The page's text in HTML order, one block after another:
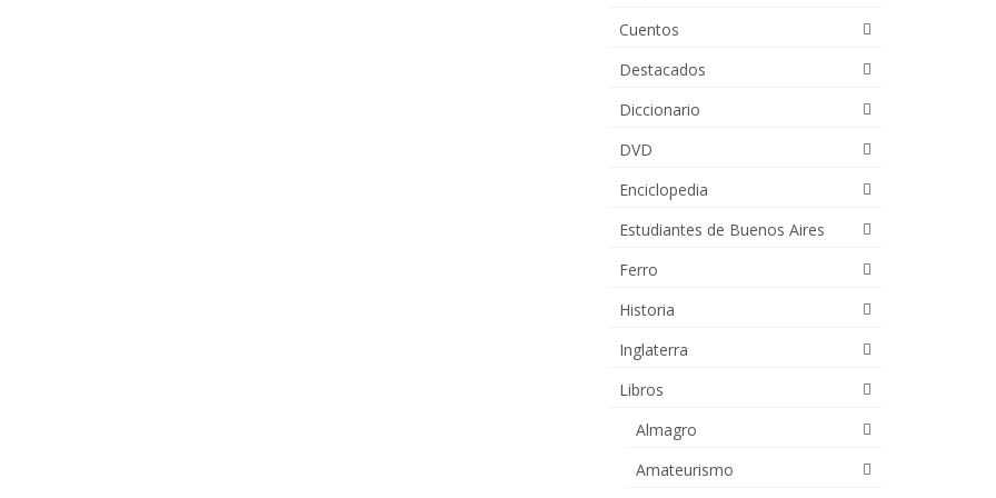
Cuentos
Destacados
Diccionario
DVD
Enciclopedia
Estudiantes de Buenos Aires
Ferro
Historia
Inglaterra
Libros
Almagro
Amateurismo